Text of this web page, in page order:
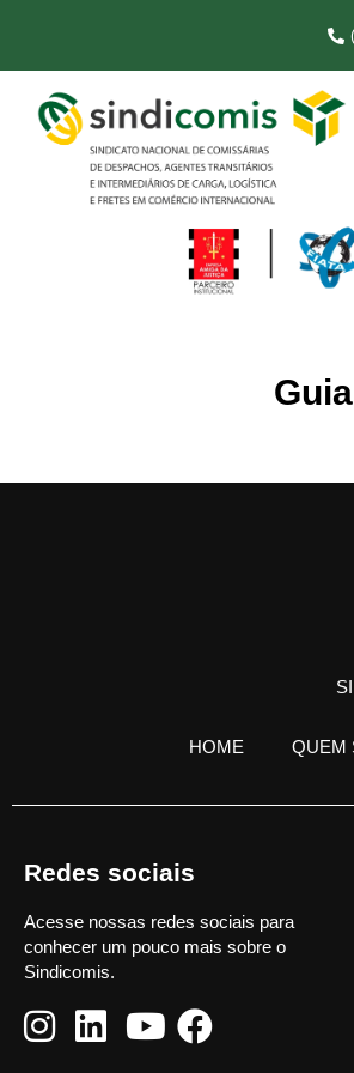
HOME QUEM
Redes sociais
Acesse nossas redes sociais para
conhecer um pouco mais sobre o
Sindicomis.